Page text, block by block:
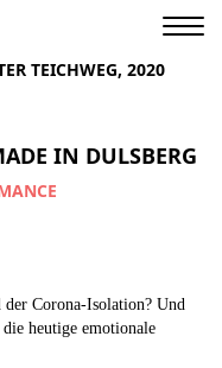
TEICHWEG, 2020
IN DULSBERG
der Corona-Isolation? Und
heutige emotionale